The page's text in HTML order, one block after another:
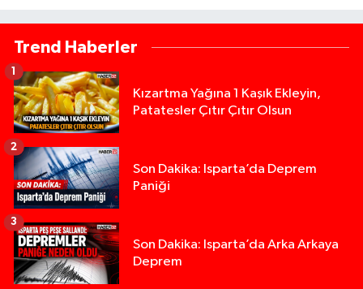
Trend Haberler
Kızartma Yağına 1 Kaşık Ekleyin,
Patatesler Çıtır Çıtır Olsun
1
Son Dakika: Isparta’da Deprem
Paniği
2
Son Dakika: Isparta’da Arka Arkaya
Deprem
3